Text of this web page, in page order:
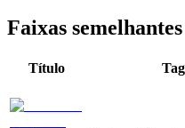
Faixas semelhantes
Título